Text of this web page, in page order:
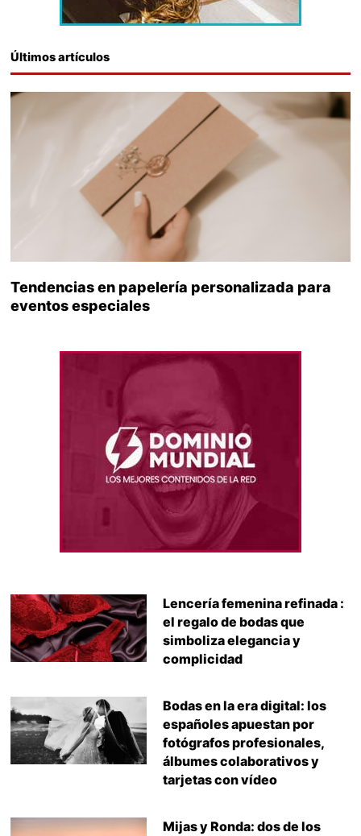
Últimos artículos
Tendencias en papelería personalizada para
eventos especiales
Lencería femenina refinada :
el regalo de bodas que
simboliza elegancia y
complicidad
Bodas en la era digital: los
españoles apuestan por
fotógrafos profesionales,
álbumes colaborativos y
tarjetas con vídeo
Mijas y Ronda: dos de los